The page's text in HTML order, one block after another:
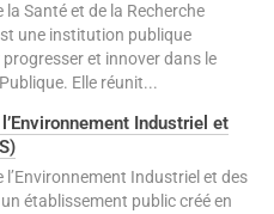
Santé et de la Recherche
une institution publique
et innover dans le
Elle réunit...
Industriel et
Industriel et des
établissement public créé en